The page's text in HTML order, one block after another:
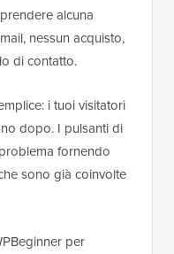
alcuna
nessun acquisto,
di contatto.
i tuoi visitatori
dopo. I pulsanti di
fornendo
sono già coinvolte
per